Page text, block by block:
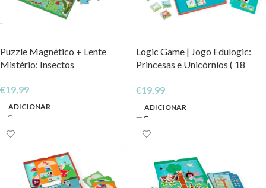
Puzzle Magnético + Lente
Mistério: Insectos
€19,99
ADICIONAR
Logic Game | Jogo Edulogic:
Princesas e Unicórnios ( 18
€19,99
ADICIONAR